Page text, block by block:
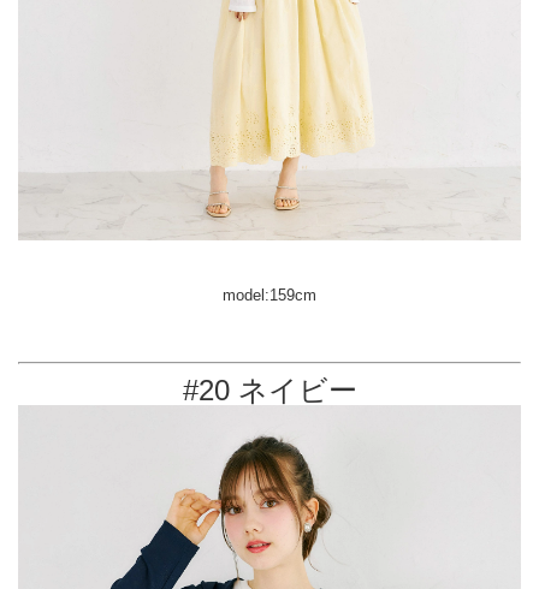
model:159cm
#20 ネイビー